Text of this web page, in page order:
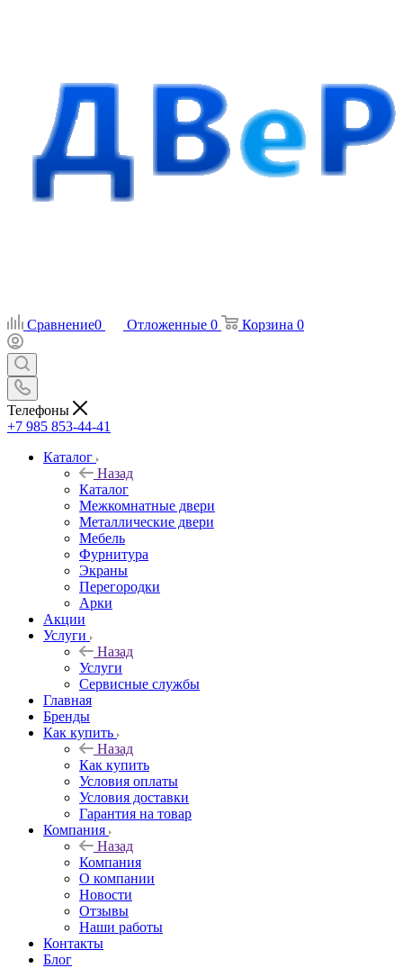
Сравнение0 Отложенные 0 Корзина 0
Телефоны
+7 985 853-44-41
Каталог
Назад
Каталог
Межкомнатные двери
Металлические двери
Мебель
Фурнитура
Экраны
Перегородки
Арки
Акции
Услуги
Назад
Услуги
Сервисные службы
Главная
Бренды
Как купить
Назад
Как купить
Условия оплаты
Условия доставки
Гарантия на товар
Компания
Назад
Компания
О компании
Новости
Отзывы
Наши работы
Контакты
Блог